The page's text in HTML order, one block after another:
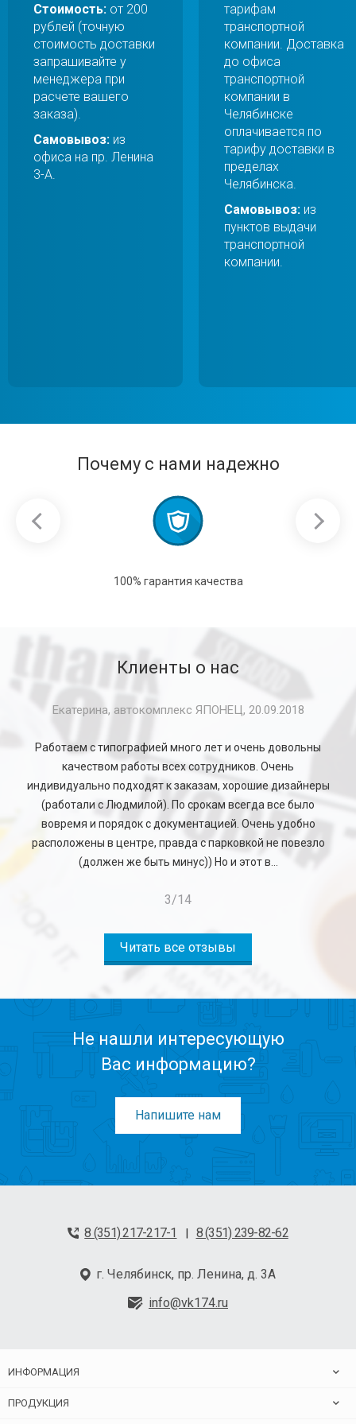
Стоимость: от 200
рублей (точную
стоимость доставки
запрашивайте у
менеджера при
расчете вашего
заказа).
Самовывоз: из
офиса на пр. Ленина
3-А.
тарифам
транспортной
компании. Доставка
до офиса
транспортной
компании в
Челябинске
оплачивается по
тарифу доставки в
пределах
Челябинска.
Самовывоз: из
пунктов выдачи
транспортной
компании.
Почему с нами надежно
100% гарантия качества
Клиенты о нас
Екатерина, автокомплекс ЯПОНЕЦ, 20.09.2018
Работаем с типографией много лет и очень довольны
качеством работы всех сотрудников. Очень
индивидуально подходят к заказам, хорошие дизайнеры
(работали с Людмилой). По срокам всегда все было
вовремя и порядок с документацией. Очень удобно
расположены в центре, правда с парковкой не повезло
(должен же быть минус)) Но и этот в...
3/14
Читать все отзывы
Не нашли интересующую
Вас информацию?
Напишите нам
8 (351) 217-217-1 | 8 (351) 239-82-62
г. Челябинск, пр. Ленина, д. 3А
info@vk174.ru
ИНФОРМАЦИЯ
ПРОДУКЦИЯ